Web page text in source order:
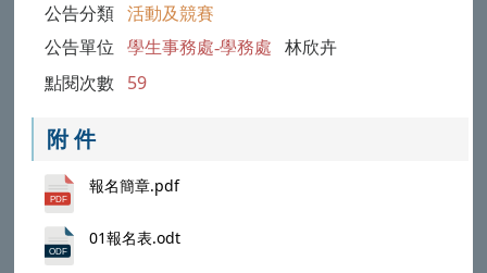
公告分類 活動及競賽
公告單位 學生事務處-學務處 林欣卉
點閱次數 59
附 件
報名簡章.pdf
01報名表.odt